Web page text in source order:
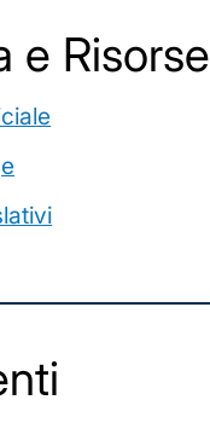
e Risorse